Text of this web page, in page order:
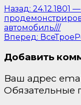
Назад: 24.12.1801
автомобиль///
Вперед:
Добавить
Ваш адрес
Обязательные